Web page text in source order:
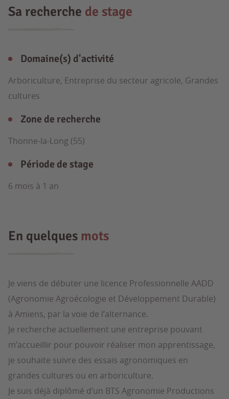
Sa recherche de stage
Domaine(s) d'activité
Arboriculture, Entreprise du secteur agricole, Grandes
cultures
Zone de recherche
Thonne-la-Long (55)
Période de stage
6 mois à 1 an
En quelques mots
Je viens de débuter une licence Professionnelle AADD
(Agronomie Agroécologie et Développement Durable)
à Amiens, par la voie de l’alternance.
Je recherche actuellement une entreprise pouvant
m’accueillir pour pouvoir réaliser mon apprentissage,
je souhaite suivre des essais agronomiques en
grandes cultures ou en arboriculture.
Je suis déjà diplômé d’un BTS Agronomie Productions